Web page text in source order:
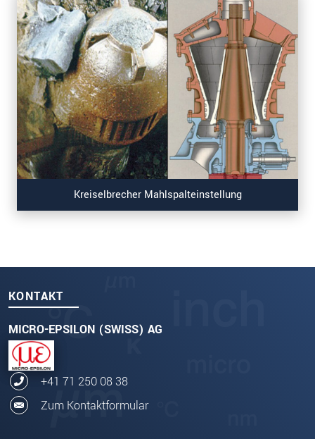
Kreiselbrecher Mahlspalteinstellung
KONTAKT
MICRO-EPSILON (SWISS) AG
+41 71 250 08 38
Zum Kontaktformular